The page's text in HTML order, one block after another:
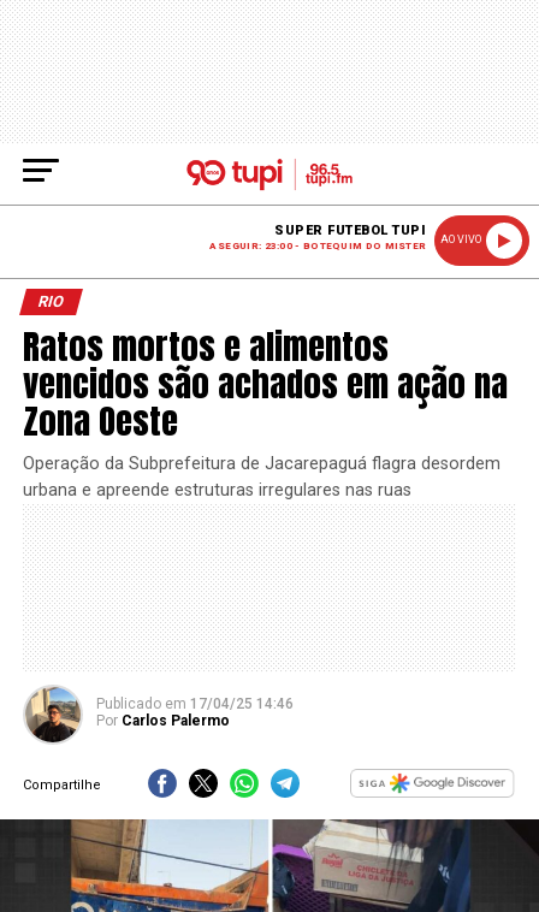
SUPER FUTEBOL TUPI
A SEGUIR: 23:00 - BOTEQUIM DO MISTER
AO VIVO
RIO
Ratos mortos e alimentos
vencidos são achados em ação na
Zona Oeste
Operação da Subprefeitura de Jacarepaguá flagra desordem
urbana e apreende estruturas irregulares nas ruas
Publicado em 17/04/25 14:46
Por Carlos Palermo
Compartilhe